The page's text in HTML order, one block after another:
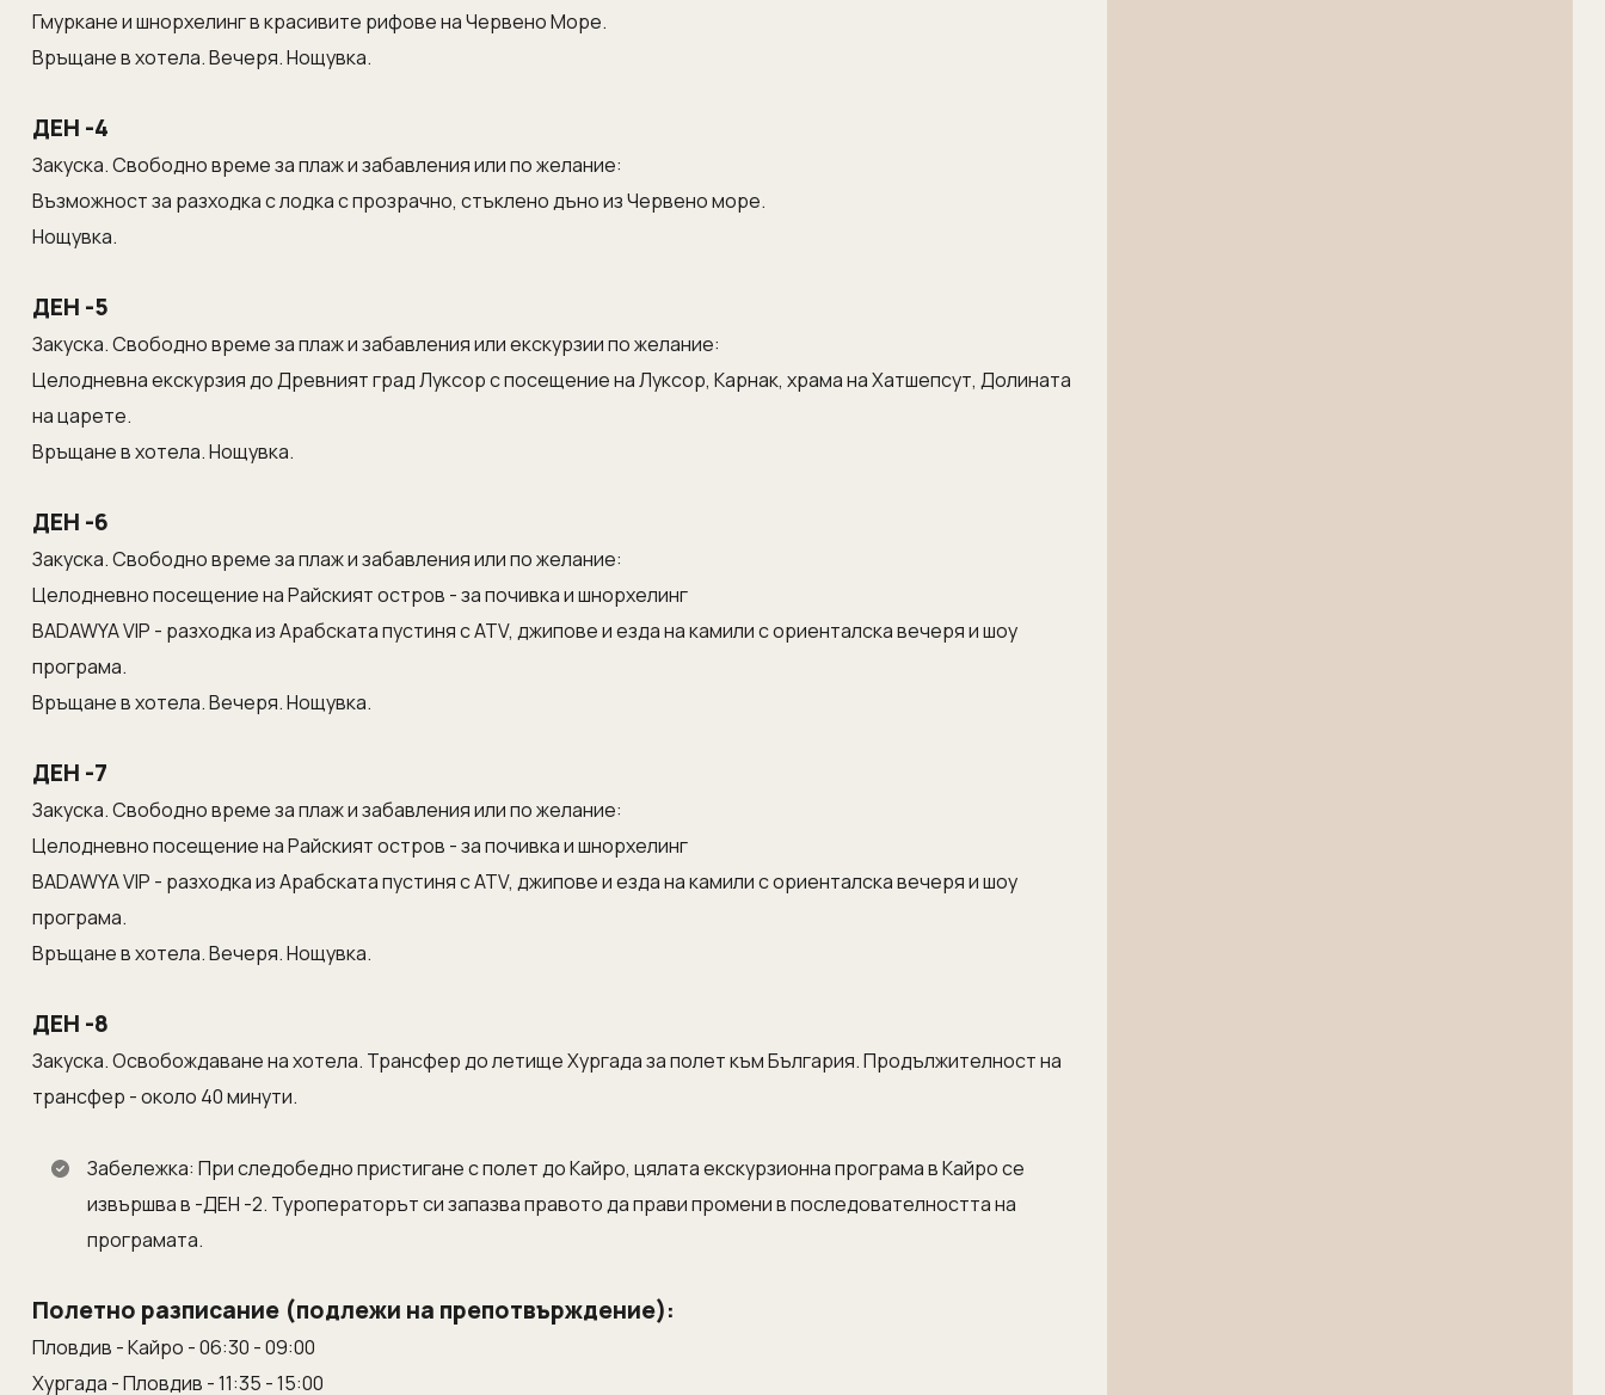
Гмуркане и шнорхелинг в красивите рифове на Червено Море.
Връщане в хотела. Вечеря. Нощувка.
ДЕН -4
Закуска. Свободно време за плаж и забавления или по желание:
Възможност за разходка с лодка с прозрачно, стъклено дъно из Червено море.
Нощувка.
ДЕН -5
Закуска. Свободно време за плаж и забавления или екскурзии по желание:
Целодневна екскурзия до Древният град Луксор с посещение на Луксор, Карнак, храма на Хатшепсут, Долината
на царете.
Връщане в хотела. Нощувка.
ДЕН -6
Закуска. Свободно време за плаж и забавления или по желание:
Целодневно посещение на Райският остров - за почивка и шнорхелинг
BADAWYA VIP - разходка из Арабската пустиня с ATV, джипове и езда на камили с ориенталска вечеря и шоу
програма.
Връщане в хотела. Вечеря. Нощувка.
ДЕН -7
Закуска. Свободно време за плаж и забавления или по желание:
Целодневно посещение на Райският остров - за почивка и шнорхелинг
BADAWYA VIP - разходка из Арабската пустиня с ATV, джипове и езда на камили с ориенталска вечеря и шоу
програма.
Връщане в хотела. Вечеря. Нощувка.
ДЕН -8
Закуска. Освобождаване на хотела. Трансфер до летище Хургада за полет към България. Продължителност на
трансфер - около 40 минути.
Забележка: При следобедно пристигане с полет до Кайро, цялата екскурзионна програма в Кайро се
извършва в -ДЕН -2. Туроператорът си запазва правото да прави промени в последователността на
програмата.
Полетно разписание (подлежи на препотвърждение):
Пловдив - Кайро - 06:30 - 09:00
Хургада - Пловдив - 11:35 - 15:00